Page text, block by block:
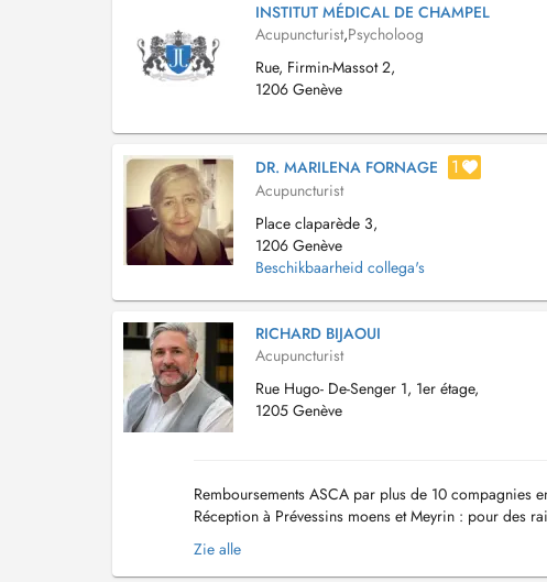
INSTITUT MÉDICAL DE CHAMPEL
Acupuncturist,Psycholoog
Rue, Firmin-Massot 2,
1206 Genève
DR. MARILENA FORNAGE 1
Acupuncturist
Place claparède 3,
1206 Genève
Beschikbaarheid collega's
RICHARD BIJAOUI
Acupuncturist
Rue Hugo- De-Senger 1, 1er étage,
1205 Genève
Remboursements ASCA par plus de 10 compagnies
Réception à Prévessins moens et Meyrin : pour des
rendez vous à Meyrin pas de soucis pour les
Zie alle